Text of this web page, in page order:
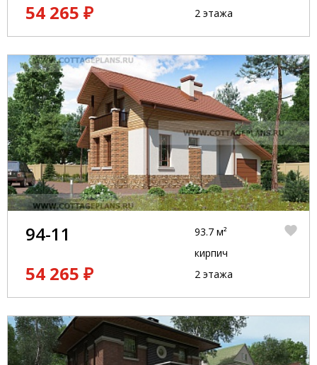
54 265 ₽
2 этажа
94-11
54 265 ₽
93.7 м²
кирпич
2 этажа